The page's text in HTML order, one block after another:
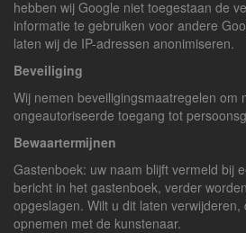
hebben wij Google niet toegestaan de
informatie te gebruiken voor andere
laten wij de IP-adressen anonimiseren.
Beveiliging
Wij nemen beveiligingsmaatregelen om
ongeautoriseerde toegang tot
Bewaartermijnen
Gastenboek: uw naam blijft vermeld bij
bericht in het gastenboek, verder
opgeslagen. Wilt u dit laten
opnemen met de kunstenaar.